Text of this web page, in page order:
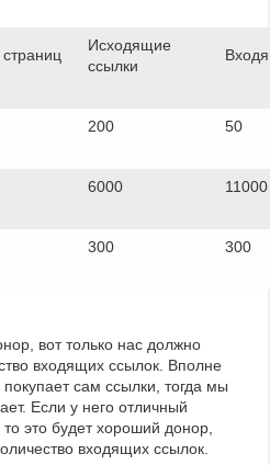
Исходящие
ссылки
200 50
6000 11000
300 300
вот только нас должно
входящих ссылок. Вполне
сам ссылки, тогда мы
Если у него отличный
это будет хороший донор,
входящих ссылок.